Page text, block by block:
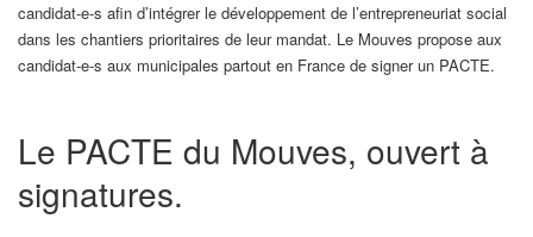
candidat-e-s afin d’intégrer le développement de l’entrepreneuriat social
dans les chantiers prioritaires de leur mandat. Le Mouves propose aux
candidat-e-s aux municipales partout en France de signer un PACTE.
Le PACTE du Mouves, ouvert à
signatures.